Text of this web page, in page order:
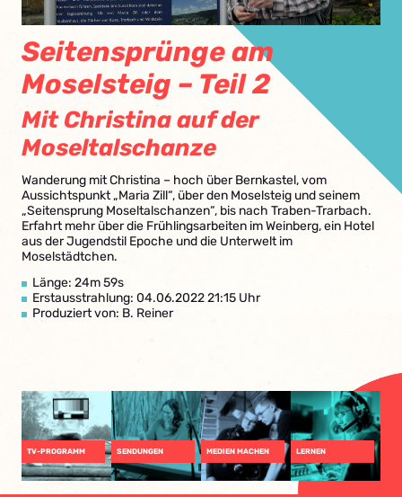
Seitensprünge am
Moselsteig – Teil 2
Mit Christina auf der
Moseltalschanze
Wanderung mit Christina – hoch über Bernkastel, vom
Aussichtspunkt „Maria Zill“, über den Moselsteig und seinem
„Seitensprung Moseltalschanzen“, bis nach Traben-Trarbach.
Erfahrt mehr über die Frühlingsarbeiten im Weinberg, ein Hotel
aus der Jugendstil Epoche und die Unterwelt im
Moselstädtchen.
Länge: 24m 59s
Erstausstrahlung: 04.06.2022 21:15 Uhr
Produziert von: B. Reiner
TV-PROGRAMM SENDUNGEN MEDIEN MACHEN LERNEN